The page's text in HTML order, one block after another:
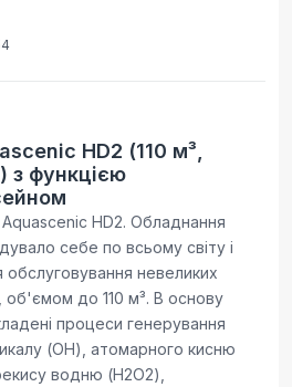
HD2 (110 м³,
з функцією
Aquascenic HD2. Обладнання
себе по всьому світу і
невеликих
об'ємом до 110 м³. В основу
процеси генерування
(ОН), атомарного кисню
водню (H2O2),